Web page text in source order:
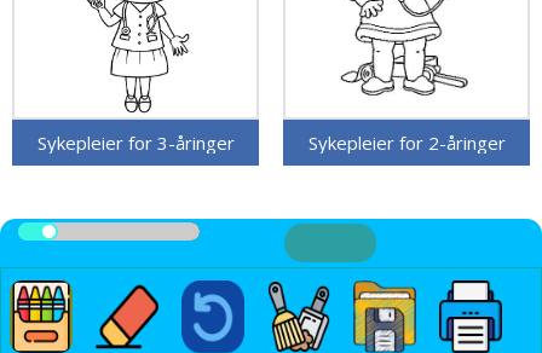
Sykepleier for 3-åringer Sykepleier for 2-åringer